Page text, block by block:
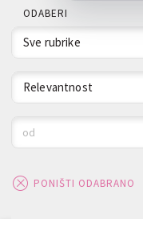
ODABERI
Sve rubrike
Relevantnost
od
PONIŠTI ODABRANO